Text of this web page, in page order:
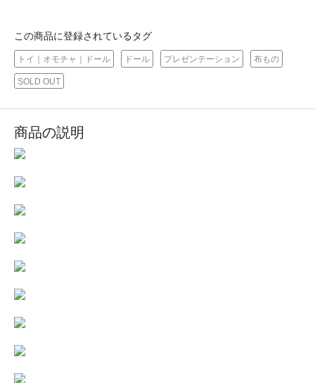
この商品に登録されているタグ
トイ｜オモチャ｜ドール ドール プレゼンテーション 布もの
SOLD OUT
商品の説明